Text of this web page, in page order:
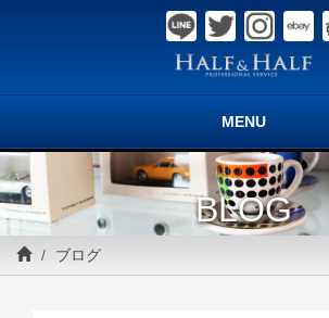
MENU
BLOG
ブログ